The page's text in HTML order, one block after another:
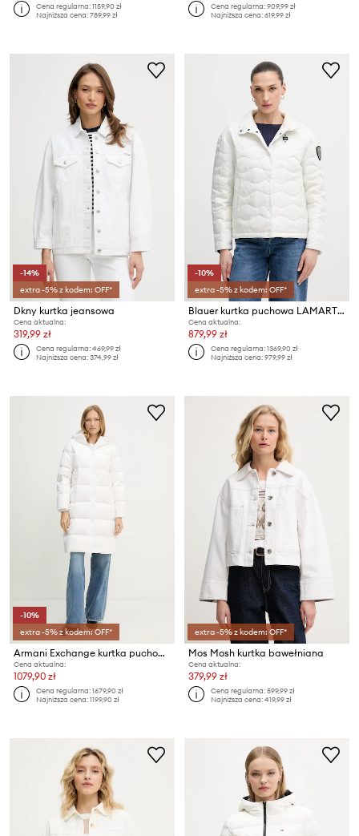
Cena regularna:1159,90 zł
Najniższa cena:789,99 zł
Cena regularna:909,99 zł
Najniższa cena:619,99 zł
-14%
extra -5% z kodem: OFF*
Dkny kurtka jeansowa
Cena aktualna:
319,99 zł
Cena regularna:469,99 zł
Najniższa cena:374,99 zł
-10%
extra -5% z kodem: OFF*
Blauer kurtka puchowa LAMARTINE
Cena aktualna:
879,99 zł
Cena regularna:1369,90 zł
Najniższa cena:979,99 zł
-10%
extra -5% z kodem: OFF*
Armani Exchange kurtka puchowa
Cena aktualna:
1079,90 zł
Cena regularna:1679,90 zł
Najniższa cena:1199,90 zł
extra -5% z kodem: OFF*
Mos Mosh kurtka bawełniana
Cena aktualna:
379,99 zł
Cena regularna:599,99 zł
Najniższa cena:419,99 zł